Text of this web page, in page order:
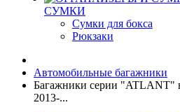
СУМКИ
Сумки для бокса
Рюкзаки
Автомобильные багажники
Багажники серии "ATLANT"
2013-...